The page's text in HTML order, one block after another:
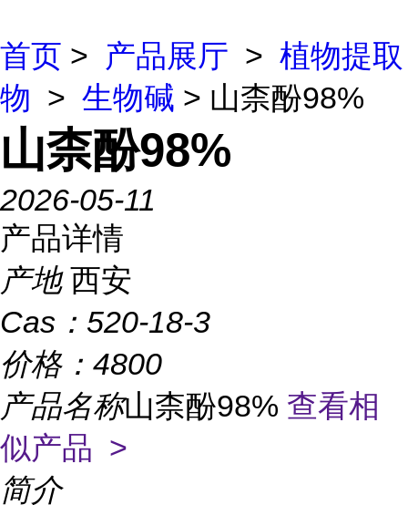
首页 > 产品展厅 > 植物提取
物 > 生物碱 > 山柰酚98%
山柰酚98%
2026-05-11
产品详情
产地 西安
Cas： 520-18-3
价格： 4800
产品名称山柰酚98% 查看相
似产品 >
简介